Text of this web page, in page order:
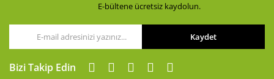
Gönder
E-bültene ücretsiz kaydolun.
Kaydet
Bizi Takip Edin